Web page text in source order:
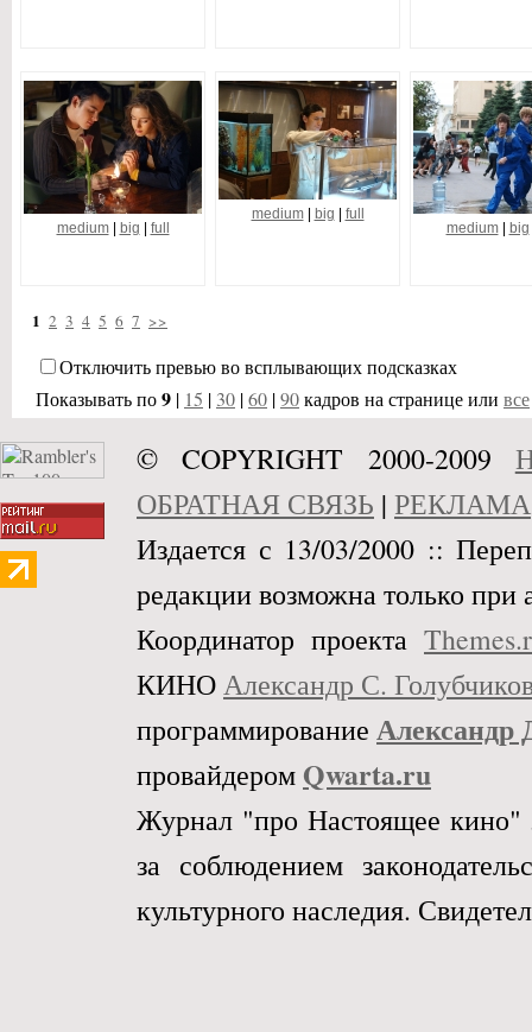
medium| big full
medium| big
full
medium| big
1 2 3 4 5 6 7 >>
Отключить превью во всплывающих подсказках
Показывать по9 | 15 | 30 |60 |90кадров на странице или все
© COPYRIGHT 2000-2009
ОБРАТНАЯ СВЯЗЬ | РЕКЛАМА
Издается с 13/03/2000 ::
редакции возможна только
Координатор проекта
КИНОАлександр С.
программирование Александр
провайдером Qwarta.ru
Журнал "про Настоящее кино"
за соблюдением
культурного наследия.